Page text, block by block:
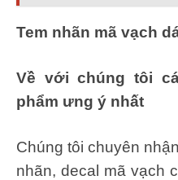
Tem nhãn mã vạch
Về với chúng tôi
phẩm ưng ý nhất
Chúng tôi chuyên
nhãn, decal mã vạch